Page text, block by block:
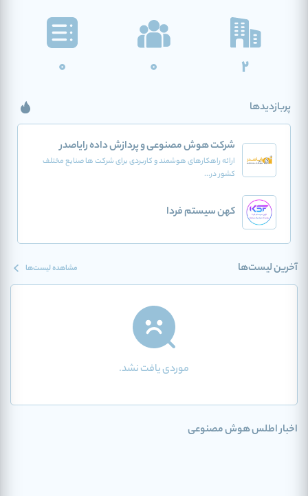
2
0
0
پربازدیدها
شرکت هوش مصنوعی و پردازش داده رایاصدر
ارائه راهکارهای هوشمند و کاربردی برای شرکت ها صنایع مختلف
کشور در...
کهن سیستم فردا
آخرین لیست‌ها مشاهده لیست‌ها
موردی یافت نشد.
اخبار اطلس هوش مصنوعی